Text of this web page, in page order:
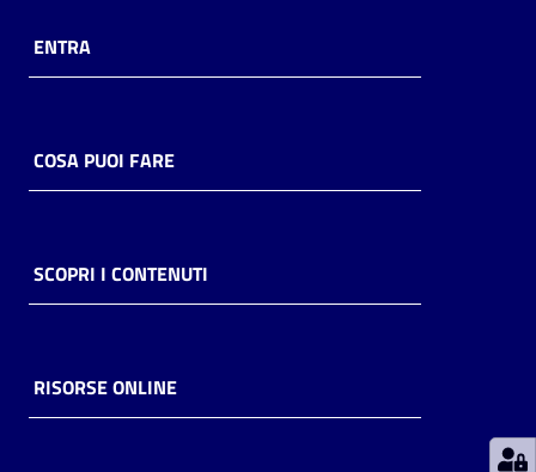
Archivio
Decentrate
ENTRA
COSA PUOI FARE
SCOPRI I CONTENUTI
RISORSE ONLINE